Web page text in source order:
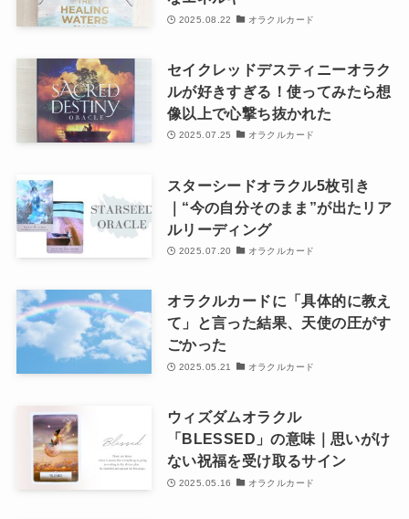
2025.08.22 オラクルカード
セイクレッドデスティニーオラク
ルが好きすぎる！使ってみたら想
像以上で心撃ち抜かれた
2025.07.25 オラクルカード
スターシードオラクル5枚引き
｜“今の自分そのまま”が出たリア
ルリーディング
2025.07.20 オラクルカード
オラクルカードに「具体的に教え
て」と言った結果、天使の圧がす
ごかった
2025.05.21 オラクルカード
ウィズダムオラクル
「BLESSED」の意味｜思いがけ
ない祝福を受け取るサイン
2025.05.16 オラクルカード